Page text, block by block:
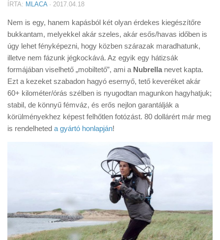
Tudástár
Tanácsok
Érdekességek
Helyszíni Riport
E-BB
ÍRTA: MLACA· 2017.04.18
Nem is egy, hanem kapásból két olyan érdekes kiegészítőre
bukkantam, melyekkel akár szeles, akár esős/havas időben is
úgy lehet fényképezni, hogy közben szárazak maradhatunk,
illetve nem fázunk jégkockává. Az egyik egy hátizsák
formájában viselhető „mobiltető”, ami a Nubrella nevet kapta.
Ezt a kezeket szabadon hagyó esernyő, tető keveréket akár
60+ kilométer/órás szélben is nyugodtan magunkon hagyhatjuk;
stabil, de könnyű fémváz, és erős nejlon garantálják a
körülményekhez képest felhőtlen fotózást. 80 dollárért már meg
is rendelheted a gyártó honlapján!